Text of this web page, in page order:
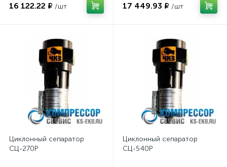
16 122.22 ₽ /шт 17 449.93 ₽ /шт
Циклонный сепаратор
СЦ-270Р
Циклонный сепаратор
СЦ-540Р